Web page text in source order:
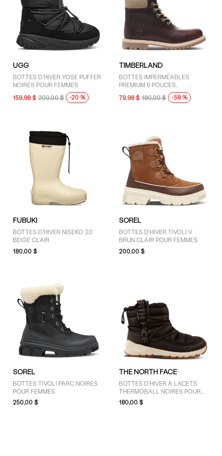
8 (14)
8.5 (7)
9.5 (4)
10.5 (4)
11 (8)
11.5 (4)
COULEUR
Brun (7)
Jaune (1)
Noir (15)
Rose (1)
UGG
BOTTES D'HIVER YOSE PUFFER
NOIRES POUR FEMMES
159,98 $ 200,00 $ -20 %
TIMBERLAND
BOTTES IMPERMÉABLES
PREMIUM 6 POUCES
BOURGOGNE POUR FEMMES
79,98 $ 190,00 $ -58 %
FUBUKI
BOTTES D'HIVER NISEKO 3.0
BEIGE CLAIR
180,00 $
SOREL
BOTTES D'HIVER TIVOLI V
BRUN CLAIR POUR FEMMES
200,00 $
SOREL
BOTTES TIVOLI PARC NOIRES
POUR FEMMES
250,00 $
THE NORTH FACE
BOTTES D'HIVER À LACETS
THERMOBALL NOIRES POUR
FEMMES
180,00 $